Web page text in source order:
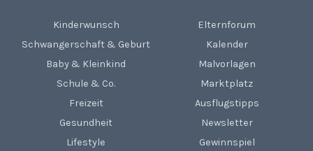
Kinderwunsch
Schwangerschaft & Geburt
Baby & Kleinkind
Schule & Co.
Freizeit
Gesundheit
Lifestyle
Elternforum
Kalender
Malvorlagen
Marktplatz
Ausflugstipps
Newsletter
Gewinnspiel